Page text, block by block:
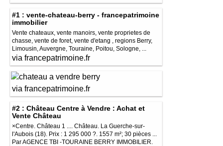
#1 : vente-chateau-berry - francepatrimoine
immobilier
Vente chateaux, vente manoirs, vente proprietes de
chasse, vente de foret, vente d'etang , regions Berry,
Limousin, Auvergne, Touraine, Poitou, Sologne, ...
via francepatrimoine.fr
via francepatrimoine.fr
#2 : Château Centre à Vendre : Achat et
Vente Château
×Centre. Château 1 .... Château. La Guerche-sur-
l'Aubois (18). Prix : 1 295 000 ?. 1557 m²; 30 pièces ...
Par AGENCE TBI -TOURAINE BERRY IMMOBILIER.